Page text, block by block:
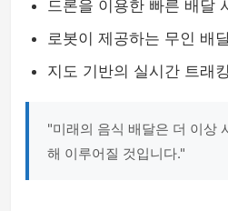
드론을 이용한 빠른 배달
로봇이 제공하는 무인 배
지도 기반의 실시간 트래
"미래의 음식 배달은 더 이상
해 이루어질 것입니다."